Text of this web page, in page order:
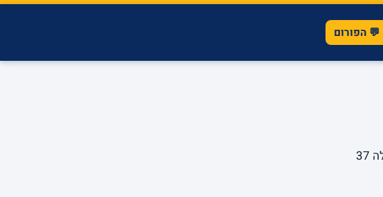
💬 הפורום
היה ערב אחד בנובמבר האחרון שבו הכל התחבר. מונאקו הגיעה ליד אליהו, וסקוטי וילבקין קלע לה 37